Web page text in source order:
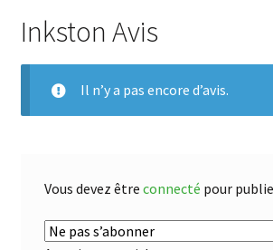
Inkston Avis
Il n’y a pas encore d’avis.
Vous devez être connecté pour